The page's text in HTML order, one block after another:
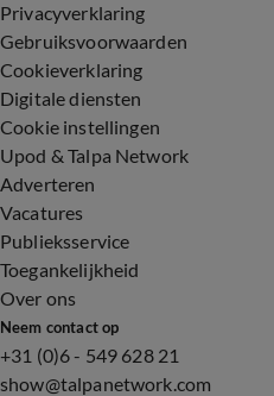
Privacyverklaring
Gebruiksvoorwaarden
Cookieverklaring
Digitale diensten
Cookie instellingen
Upod & Talpa Network
Adverteren
Vacatures
Publieksservice
Toegankelijkheid
Over ons
Neem contact op
+31 (0)6 - 549 628 21
show@talpanetwork.com